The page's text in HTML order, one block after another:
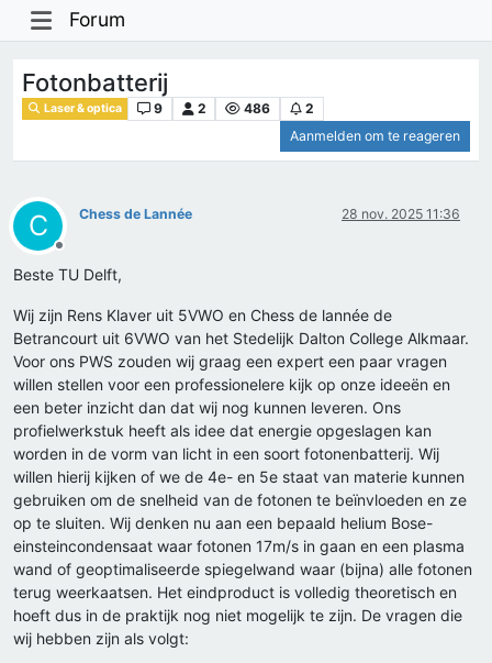
Forum
Fotonbatterij
Laser & optica 9 2 486
2
Aanmelden om te reageren
C
Offline
Chess de Lannée 28 nov. 2025 11:36
Beste TU Delft,
Wij zijn Rens Klaver uit 5VWO en Chess de lannée de
Betrancourt uit 6VWO van het Stedelijk Dalton College Alkmaar.
Voor ons PWS zouden wij graag een expert een paar vragen
willen stellen voor een professionelere kijk op onze ideeën en
een beter inzicht dan dat wij nog kunnen leveren. Ons
profielwerkstuk heeft als idee dat energie opgeslagen kan
worden in de vorm van licht in een soort fotonenbatterij. Wij
willen hierij kijken of we de 4e- en 5e staat van materie kunnen
gebruiken om de snelheid van de fotonen te beïnvloeden en ze
op te sluiten. Wij denken nu aan een bepaald helium Bose-
einsteincondensaat waar fotonen 17m/s in gaan en een plasma
wand of geoptimaliseerde spiegelwand waar (bijna) alle fotonen
terug weerkaatsen. Het eindproduct is volledig theoretisch en
hoeft dus in de praktijk nog niet mogelijk te zijn. De vragen die
wij hebben zijn als volgt: